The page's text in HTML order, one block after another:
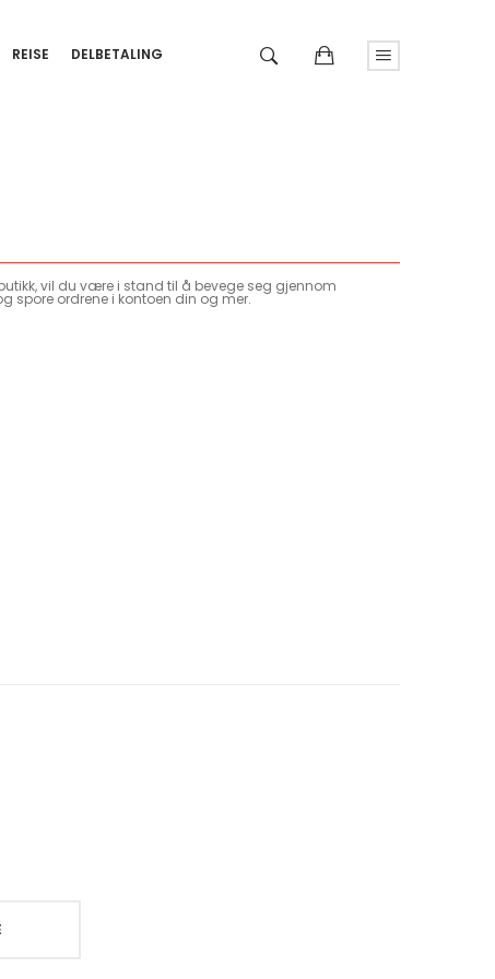
REISE DELBETALING
vil du være i stand til å bevege seg gjennom
spore ordrene i kontoen din og mer.